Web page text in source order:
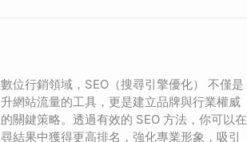
位行銷領域，SEO（搜尋引擎優化） 不僅是
網站流量的工具，更是建立品牌與行業權威
關鍵策略。透過有效的 SEO 方法，你可以在
結果中獲得更高排名，強化專業形象，吸引